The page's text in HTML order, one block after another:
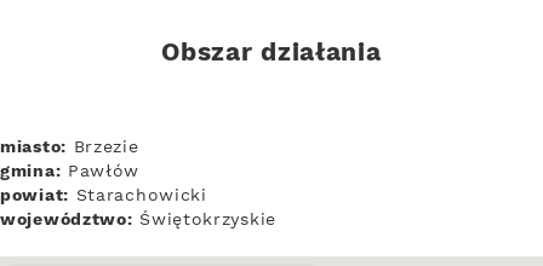
Obszar działania
miasto: Brzezie
gmina: Pawłów
powiat: Starachowicki
województwo: Świętokrzyskie